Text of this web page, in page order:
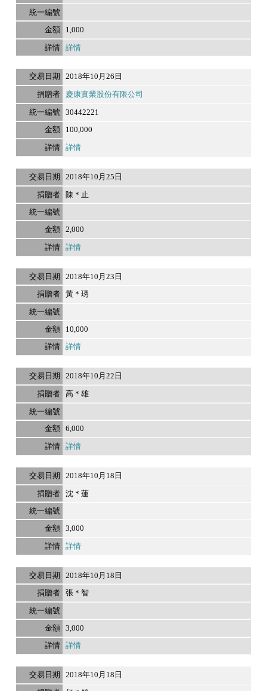
1,000
詳情
2018年10月26日
慶康實業股份有限公司
30442221
100,000
詳情
2018年10月25日
陳＊止
2,000
詳情
2018年10月23日
黃＊琇
10,000
詳情
2018年10月22日
高＊雄
6,000
詳情
2018年10月18日
沈＊蓮
3,000
詳情
2018年10月18日
張＊智
3,000
詳情
2018年10月18日